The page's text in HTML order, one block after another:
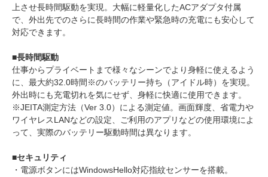
上させ長時間駆動を実現。大幅に軽量化したACアダプタ付属
で、外出先でのさらに長時間の作業や緊急時の充電にも安心して
対応できます。
■長時間駆動
仕事からプライベートまで様々なシーンでより身軽に使えるよう
に、最大約32.0時間※のバッテリー持ち（アイドル時）を実現。
外出時にも充電切れを気にせず、身軽に快適に使用できます。
※JEITA測定方法（Ver 3.0）による測定値。画面輝度、省電力や
ワイヤレスLANなどの設定、ご利用のアプリなどの使用環境によ
って、実際のバッテリー駆動時間は異なります。
■セキュリティ
・電源ボタンにはWindowsHello対応指紋センサーを搭載。